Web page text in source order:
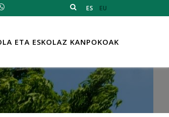
ES EU
ETA ESKOLAZ KANPOKOAK